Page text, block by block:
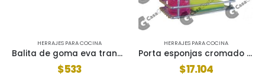
Balita de goma eva transparente x unidad
HERRAJES PARA COCINA
Porta esponjas cromado 04-233
HERRAJES PARA COCINA
$